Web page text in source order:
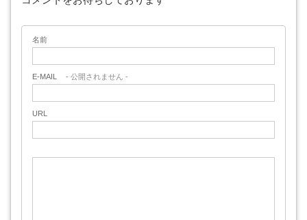
名前
E-MAIL - 公開されません -
URL